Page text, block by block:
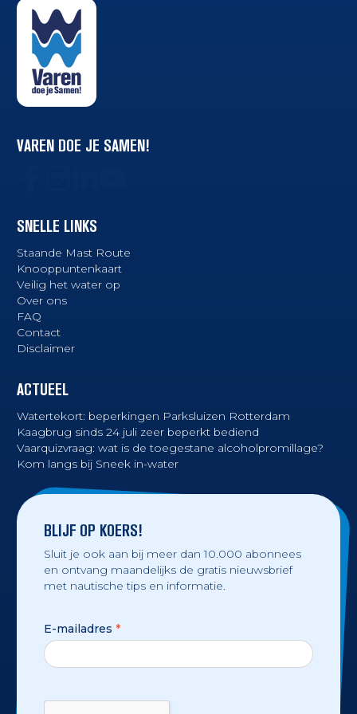
VAREN DOE JE SAMEN!
SNELLE LINKS
Staande Mast Route
Knooppuntenkaart
Veilig het water op
Over ons
FAQ
Contact
Disclaimer
ACTUEEL
Watertekort: beperkingen Parksluizen Rotterdam
Kaagbrug sinds 24 juli zeer beperkt bediend
Vaarquizvraag: wat is de toegestane alcoholpromillage?
Kom langs bij Sneek in-water
BLIJF OP KOERS!
Sluit je ook aan bij meer dan 10.000 abonnees
en ontvang maandelijks de gratis nieuwsbrief
met nautische tips en informatie.
E-mailadres *